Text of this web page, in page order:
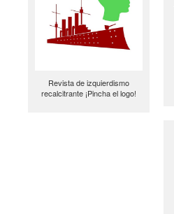
Revista de izquierdismo
recalcitrante ¡Pincha el logo!